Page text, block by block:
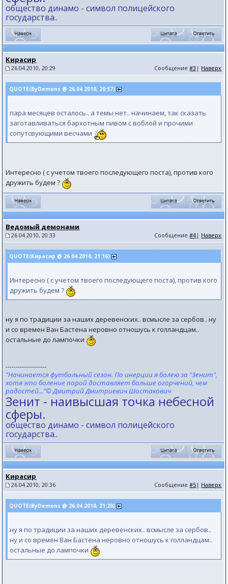
общество динамо - символ полицейского
государства..
Кирасир
26.04.2010, 20:29 Сообщение#3 | Наверх
QUOTE(ByDemons @ 26.04.2010, 20:57)
пара месяцев осталось.. а темы нет.. начинаем, так сказать
заготавливаться бархотным пивом с воблой и прочими
сопутсвующими весчами
Интересно ( с учетом твоего последующего поста), против кого
дружить будем ?
Ведомый демонами
26.04.2010, 20:33 Сообщение#4| Наверх
QUOTE(Кирасир @ 26.04.2010, 21:16)
Интересно ( с учетом твоего последующего поста), против кого
дружить будем ?
ну я по традиции за наших деревенских.. всмысле за сербов.. ну
и со времен Ван Бастена неровно отношусь к голландцам..
остальные до лампочки
--------------------
"Начинается футбольный сезон. По инерции я болею за "Зенит",
хотя это боление порой доставляет больше огорчений, чем
радостей..."© Дмитрий Дмитриевич Шостакович
Зенит - наивысшая точка небесной
сферы.
общество динамо - символ полицейского
государства..
Кирасир
26.04.2010, 20:36 Сообщение#5 | Наверх
QUOTE(ByDemons @ 26.04.2010, 21:20)
ну я по традиции за наших деревенских.. всмысле за сербов..
ну и со времен Ван Бастена неровно отношусь к голландцам..
остальные до лампочки